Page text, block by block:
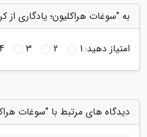
به "سوغات هراکلیون؛ یادگاری از
امتیاز دهید:1
2
3
4
دیدگاه های مرتبط با "سوغات